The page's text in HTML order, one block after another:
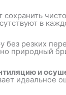
сохранить
в
без резких
природный
и
идеальное